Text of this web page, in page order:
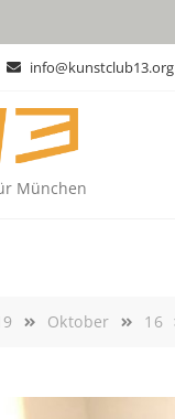
info@kunstclub13.org
München
Oktober 16